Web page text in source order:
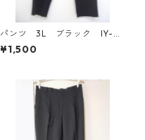
パンツ 3L ブラック IY-45
25
¥1,500